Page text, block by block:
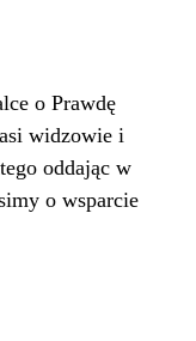
o Prawdę
widzowie i
oddając w
o wsparcie